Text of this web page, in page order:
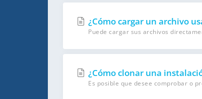
¿Cómo cargar un archivo
Puede cargar sus archivos
¿Cómo clonar una
Es posible que desee comprobar o